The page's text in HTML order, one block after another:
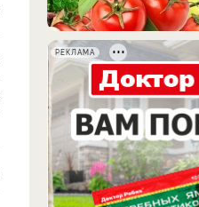
хранения
РЕКЛАМА